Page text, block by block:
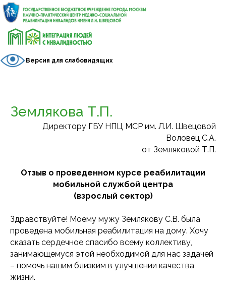
Версия для слабовидящих
Землякова Т.П.
Директору ГБУ НПЦ МСР им. Л.И. Швецовой
Воловец С.А.
от Земляковой Т.П.
Отзыв о проведенном курсе реабилитации
мобильной службой центра
(взрослый сектор)
Здравствуйте! Моему мужу Землякову С.В. была
проведена мобильная реабилитация на дому. Хочу
сказать сердечное спасибо всему коллективу,
занимающемуся этой необходимой для нас задачей
– помочь нашим близким в улучшении качества
жизни.